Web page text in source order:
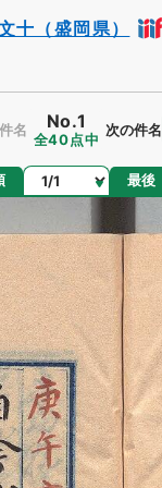
十（盛岡県）
名 No.1
全40点中
次の件名
ページ 最後